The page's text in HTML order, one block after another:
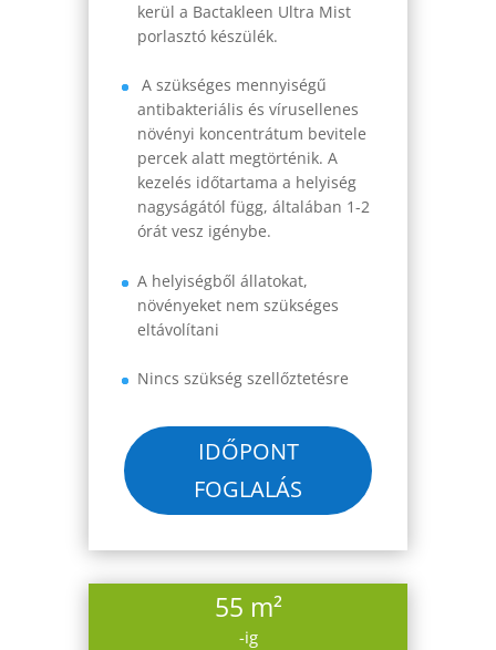
kerül a Bactakleen Ultra Mist
porlasztó készülék.
A szükséges mennyiségű
antibakteriális és vírusellenes
növényi koncentrátum bevitele
percek alatt megtörténik. A
kezelés időtartama a helyiség
nagyságától függ, általában 1-2
órát vesz igénybe.
A helyiségből állatokat,
növényeket nem szükséges
eltávolítani
Nincs szükség szellőztetésre
IDŐPONT
FOGLALÁS
55 m²
-ig